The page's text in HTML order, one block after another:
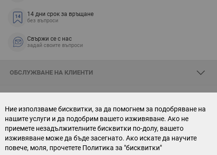
Ние използваме бисквитки, за да помогнем за подобряване на
нашите услуги и да подобрим вашето изживяване. Ако не
приемете незадължителните бисквитки по-долу, вашето
изживяване може да бъде засегнато. Ако искате да научите
повече, моля, прочетете Политика за "бисквитки"
14 дни срок за връщане
без въпроси
Свържи се с нас
задай своите въпроси
ОБСЛУЖВАНЕ НА КЛИЕНТИ
СВЪРЖИ СЕ С НАС
АБОНАМЕНТ ЗА БЮЛЕТИН